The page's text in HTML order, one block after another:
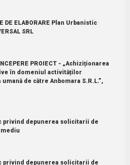
DE ELABORARE Plan Urbanistic
SRL
PROIECT - „Achiziționarea
în domeniul activităților
de către Anbomara S.R.L.”,
privind depunerea solicitarii de
privind depunerea solicitarii de